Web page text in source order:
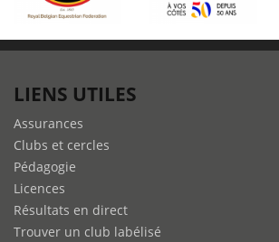
LIENS UTILES
Assurances
Clubs et cercles
Pédagogie
Licences
Résultats en direct
Trouver un club labélisé